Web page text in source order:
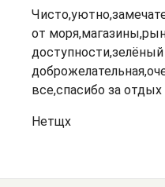
от
все,спасибо за
Нетщх